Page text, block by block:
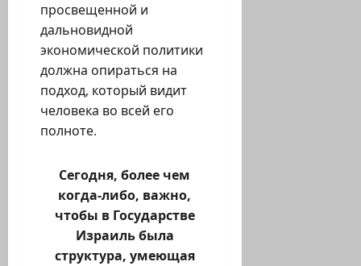
просвещенной и
дальновидной
экономической политики
должна опираться на
подход, который видит
человека во всей его
полноте.
Сегодня, более чем
когда-либо, важно,
чтобы в Государстве
Израиль была
структура, умеющая